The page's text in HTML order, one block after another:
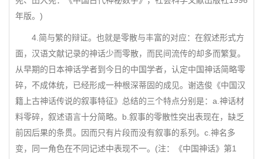
年版。)
4.简与繁的辩证。也就是零散与丰富的对应：在叙述形式方
面，汉语文献记录的神话少而零散，而民间流传的却多而繁复。
从早期的日本神话学者到今日的中国学者，认定中国神话简略零
碎，不成体统，已经形成一种根深蒂固的成见。谢选俊《中国汉
籍上古神话传说的叙事特征》总结的三个特点分别是：a.神话材
料零碎，叙述语言十分简略。b.叙事的零散性突出表现在，缺乏
前因后果的条贯。因而只有片段而没有叙事的系列。c.神名多
变，同一角色在不同记述中表现不一。(注：《中国神话》第1